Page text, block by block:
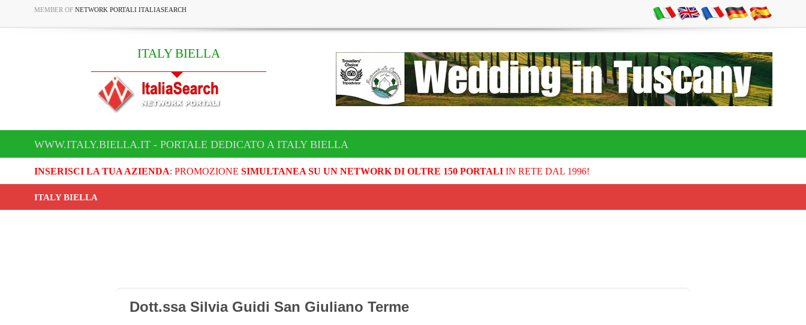
MEMBER OF NETWORK PORTALI ITALIASEARCH
ITALY BIELLA
WWW.ITALY.BIELLA.IT - PORTALE DEDICATO A ITALY BIELLA
INSERISCI LA TUA AZIENDA: PROMOZIONE SIMULTANEA SU UN NETWORK DI OLTRE 150 PORTALIIN RETE DAL 1996!
ITALY BIELLA
Dott.ssa Silvia Guidi San Giuliano Terme